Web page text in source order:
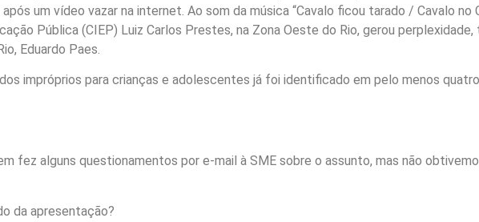
um vídeo vazar na internet. Ao som da música “Cavalo ficou tarado / Cavalo no
Pública (CIEP) Luiz Carlos Prestes, na Zona Oeste do Rio, gerou
Eduardo Paes.
impróprios para crianças e adolescentes já foi identificado em pelo menos
fez alguns questionamentos por e-mail à SME sobre o assunto, mas não
da apresentação?